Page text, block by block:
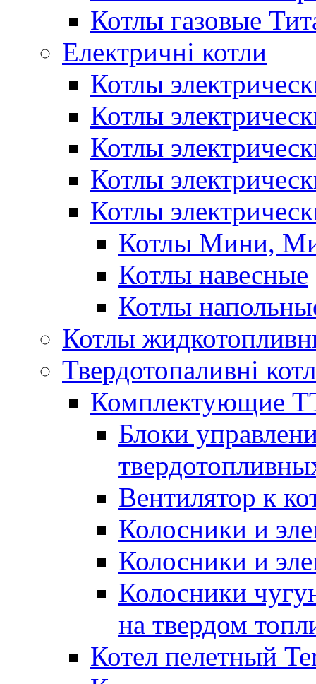
Котлы газовые
Електричні котли
Котлы
Котлы
Котлы
Котлы
Котлы
Котлы Мини,
Котлы навесные
Котлы
Котлы
Твердотопаливні
Комплектующие
Блоки
Вентилятор к
Колосники и
Колосники и
Колосники
на твердом
Котел пелетный